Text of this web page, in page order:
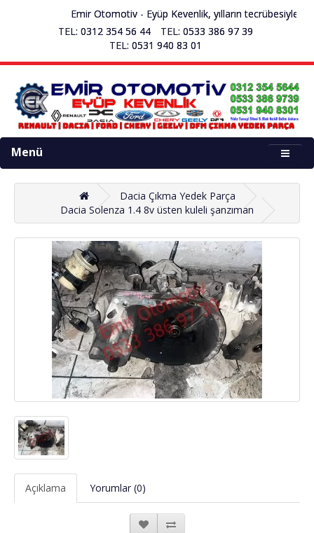
Emir Otomotiv - Eyüp Kevenlik, yılların tecrübesiyle
TEL: 0312 354 56 44
TEL: 0533 386 97 39
TEL: 0531 940 83 01
Menü
Dacia Çıkma Yedek Parça
Dacia Solenza 1.4 8v üsten kuleli şanzıman
Açıklama Yorumlar (0)